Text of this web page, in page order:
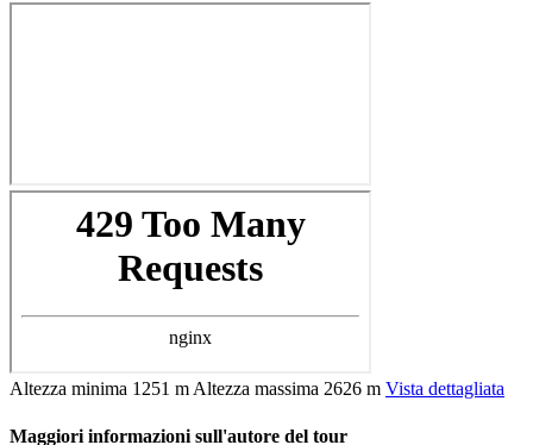
Altezza minima 1251 m Altezza massima 2626 m Vista dettagliata
Maggiori informazioni sull'autore del tour